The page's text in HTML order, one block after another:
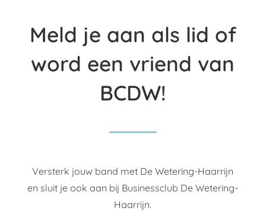
Meld je aan als lid of
word een vriend van
BCDW!
Versterk jouw band met De Wetering-Haarrijn
en sluit je ook aan bij Businessclub De Wetering-
Haarrijn.